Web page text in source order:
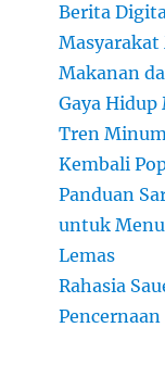
Berita
Makanan
Gaya
Tren
Kembali
Panduan
untuk
Lemas
Rahasia